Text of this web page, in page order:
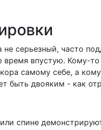
серьезный, часто
время впустую. Кому-
самому себе, а
быть двояким - как
или спине